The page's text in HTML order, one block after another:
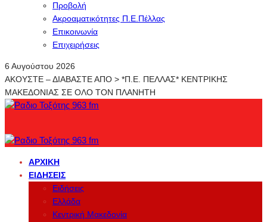
Προβολή
Ακροαματικότητες Π.Ε.Πέλλας
Επικοινωνία
Επιχειρήσεις
6 Αυγούστου 2026
ΑΚΟΥΣΤΕ – ΔΙΑΒΑΣΤΕ ΑΠΟ > *Π.Ε. ΠΕΛΛΑΣ* ΚΕΝΤΡΙΚΗΣ
ΜΑΚΕΔΟΝΙΑΣ ΣΕ ΟΛΟ ΤΟΝ ΠΛΑΝΗΤΗ
ΑΡΧΙΚΉ
ΕΙΔΉΣΕΙΣ
Ειδήσεις
Ελλάδα
Κεντρική Μακεδονία